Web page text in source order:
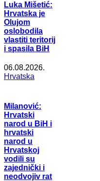
Luka Mišetić:
Hrvatska je
Olujom
oslobodila
vlastiti teritorij
i spasila BiH
06.08.2026.
Hrvatska
Milanović:
Hrvatski
narod u BiH i
hrvatski
narod u
Hrvatskoj
vodili su
zajednički i
neodvojiv rat